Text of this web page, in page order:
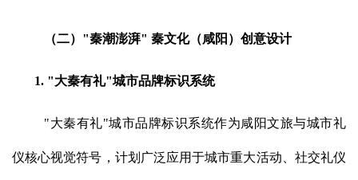
（二）"秦潮澎湃" 秦文化（咸阳）创意设计
1. "大秦有礼"城市品牌标识系统
"大秦有礼"城市品牌标识系统作为咸阳文旅与城市礼
仪核心视觉符号，计划广泛应用于城市重大活动、社交礼仪